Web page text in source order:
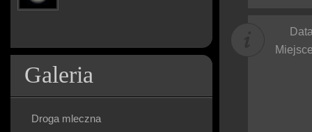
Galeria
Droga mleczna